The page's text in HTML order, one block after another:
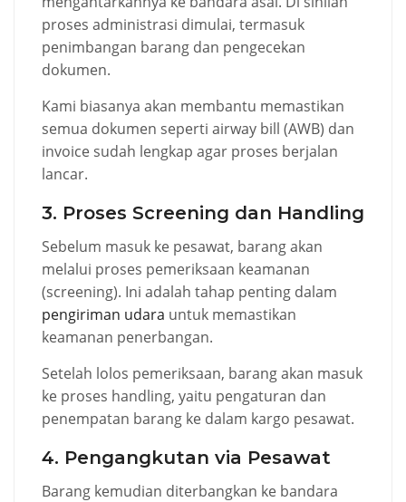
proses administrasi dimulai, termasuk
penimbangan barang dan pengecekan
dokumen.
Kami biasanya akan membantu memastikan
semua dokumen seperti airway bill (AWB) dan
invoice sudah lengkap agar proses berjalan
lancar.
3. Proses Screening dan Handling
Sebelum masuk ke pesawat, barang akan
melalui proses pemeriksaan keamanan
(screening). Ini adalah tahap penting dalam
pengiriman udara untuk memastikan
keamanan penerbangan.
Setelah lolos pemeriksaan, barang akan masuk
ke proses handling, yaitu pengaturan dan
penempatan barang ke dalam kargo pesawat.
4. Pengangkutan via Pesawat
Barang kemudian diterbangkan ke bandara